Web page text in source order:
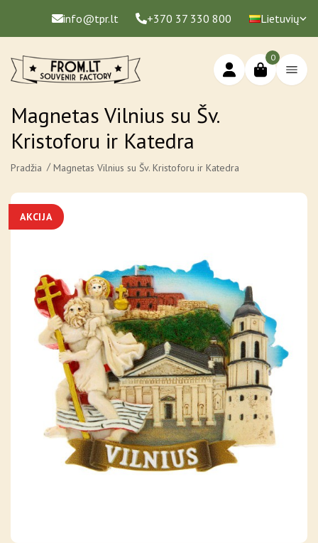
info@tpr.lt +370 37 330 800 Lietuvių
0
Magnetas Vilnius su Šv.
Kristoforu ir Katedra
Pradžia Magnetas Vilnius su Šv. Kristoforu ir Katedra
AKCIJA